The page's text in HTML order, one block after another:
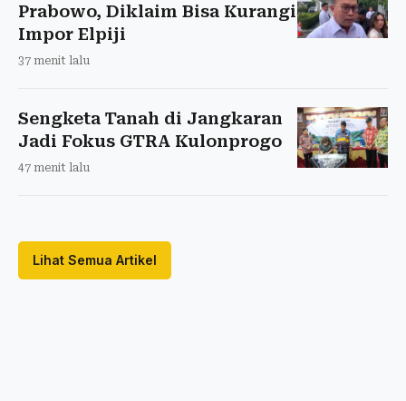
Prabowo, Diklaim Bisa Kurangi
Impor Elpiji
37 menit lalu
Sengketa Tanah di Jangkaran
Jadi Fokus GTRA Kulonprogo
47 menit lalu
Lihat Semua Artikel